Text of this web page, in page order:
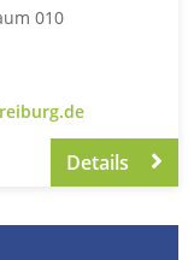
010
Details